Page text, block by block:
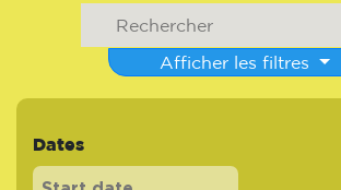
Afficher les filtres
Dates